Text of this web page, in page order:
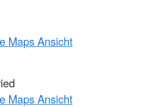
Maps Ansicht
Maps Ansicht